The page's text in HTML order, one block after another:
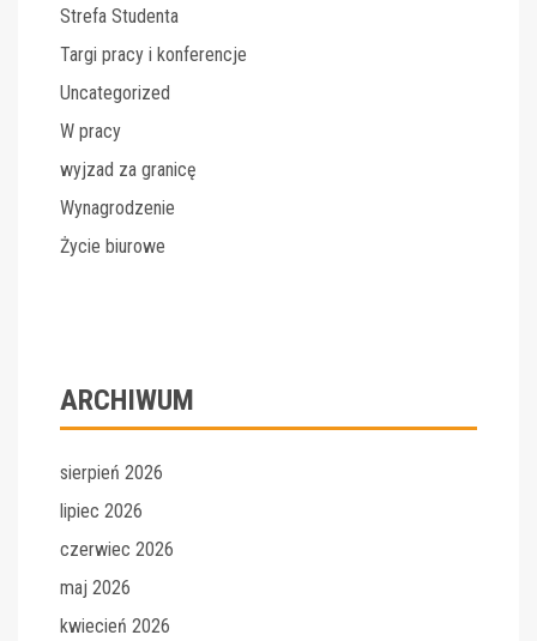
Strefa Studenta
Targi pracy i konferencje
Uncategorized
W pracy
wyjzad za granicę
Wynagrodzenie
Życie biurowe
ARCHIWUM
sierpień 2026
lipiec 2026
czerwiec 2026
maj 2026
kwiecień 2026